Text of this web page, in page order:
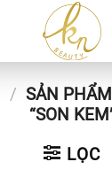
/ SẢN
“SON
LỌC